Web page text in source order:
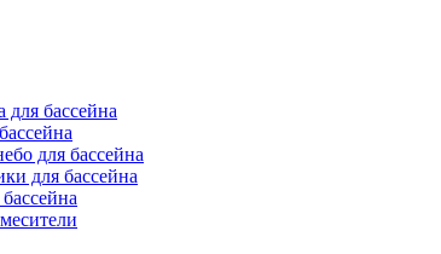
для бассейна
для бассейна
для бассейна